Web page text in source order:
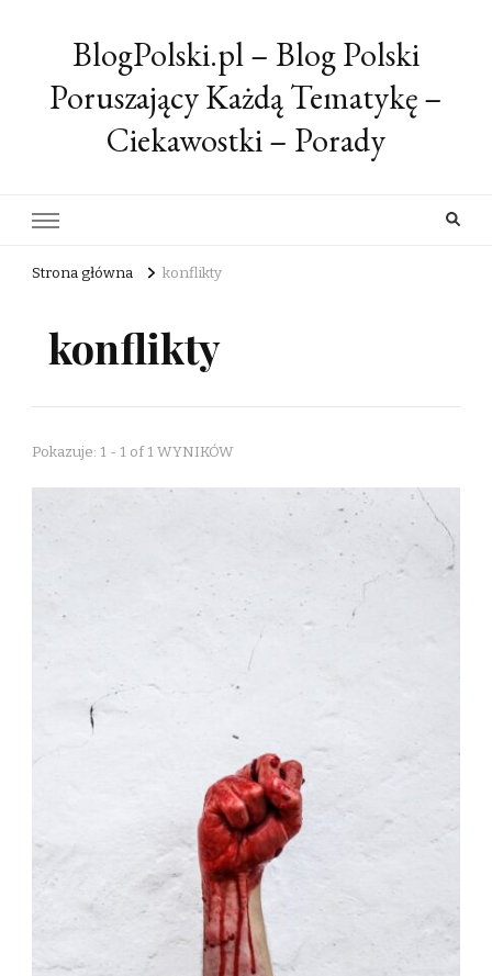
BlogPolski.pl – Blog Polski
Poruszający Każdą Tematykę –
Ciekawostki – Porady
Strona główna konflikty
konflikty
Pokazuje: 1 - 1 of 1 WYNIKÓW